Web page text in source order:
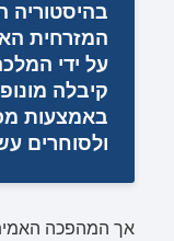
בהיסטוריה
על ידי
קיבלה
באמצעות
ולסוחרים
אך המהפכה